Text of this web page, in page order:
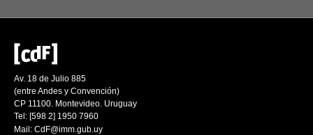
Av. 18 de Julio 885
(entre Andes y Convención)
CP 11100. Montevideo. Uruguay
Tel: [598 2] 1950 7960
Mail: CdF@imm.gub.uy